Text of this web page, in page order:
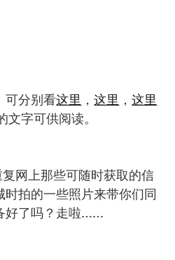
可分别看这里 ，这里 ，这里
字可供阅读。
网上那些可随时获取的信
拍的一些照片来带你们同
好了吗？走啦……